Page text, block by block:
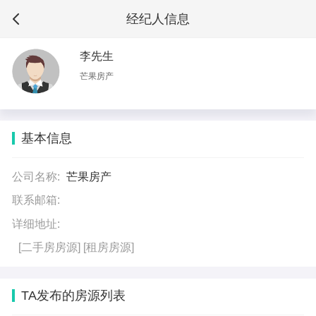
经纪人信息
李先生
芒果房产
基本信息
公司名称: 芒果房产
联系邮箱:
详细地址:
[二手房房源] [租房房源]
TA发布的房源列表